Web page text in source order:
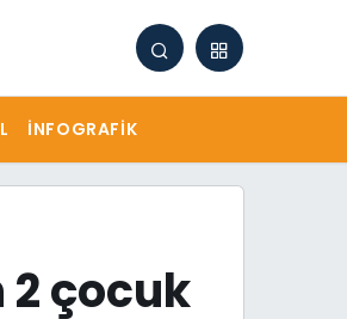
İNFOGRAFIK
2 çocuk